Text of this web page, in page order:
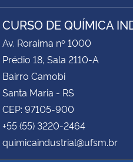
CURSO DE QUÍMICA
Av. Roraima nº 1000
Prédio 18, Sala 2110-A
Bairro Camobi
Santa Maria - RS
CEP: 97105-900
+55 (55) 3220-2464
quimicaindustrial@ufsm.br